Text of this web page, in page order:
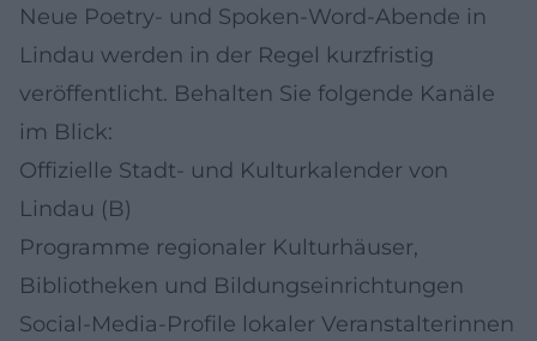
Neue Poetry- und Spoken-Word-Abende in
Lindau werden in der Regel kurzfristig
veröffentlicht. Behalten Sie folgende Kanäle
im Blick:
Offizielle Stadt- und Kulturkalender von
Lindau (B)
Programme regionaler Kulturhäuser,
Bibliotheken und Bildungseinrichtungen
Social-Media-Profile lokaler Veranstalterinnen